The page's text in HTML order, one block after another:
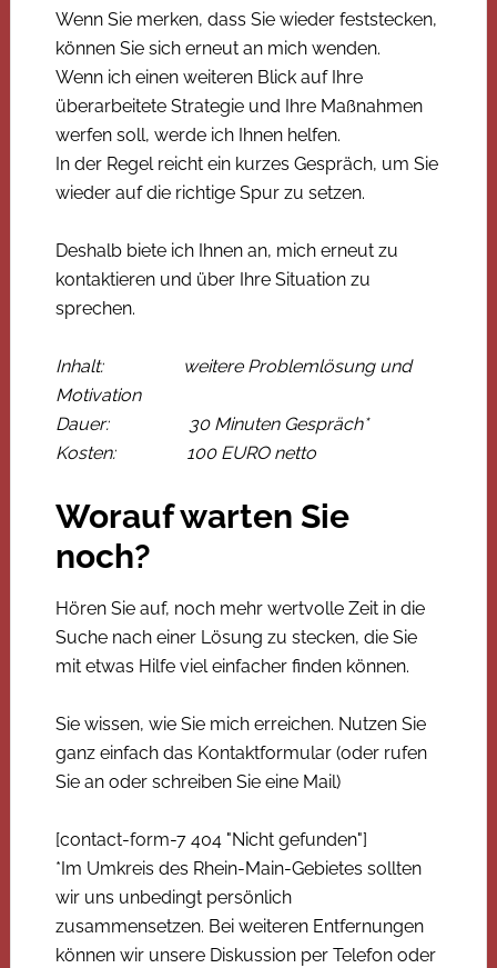
Wenn Sie merken, dass Sie wieder feststecken,
können Sie sich erneut an mich wenden.
Wenn ich einen weiteren Blick auf Ihre
überarbeitete Strategie und Ihre Maßnahmen
werfen soll, werde ich Ihnen helfen.
In der Regel reicht ein kurzes Gespräch, um Sie
wieder auf die richtige Spur zu setzen.
Deshalb biete ich Ihnen an, mich erneut zu
kontaktieren und über Ihre Situation zu
sprechen.
Inhalt: weitere Problemlösung und
Motivation
Dauer: 30 Minuten Gespräch*
Kosten: 100 EURO netto
Worauf warten Sie
noch?
Hören Sie auf, noch mehr wertvolle Zeit in die
Suche nach einer Lösung zu stecken, die Sie
mit etwas Hilfe viel einfacher finden können.
Sie wissen, wie Sie mich erreichen. Nutzen Sie
ganz einfach das Kontaktformular (oder rufen
Sie an oder schreiben Sie eine Mail)
[contact-form-7 404 "Nicht gefunden"]
*Im Umkreis des Rhein-Main-Gebietes sollten
wir uns unbedingt persönlich
zusammensetzen. Bei weiteren Entfernungen
können wir unsere Diskussion per Telefon oder